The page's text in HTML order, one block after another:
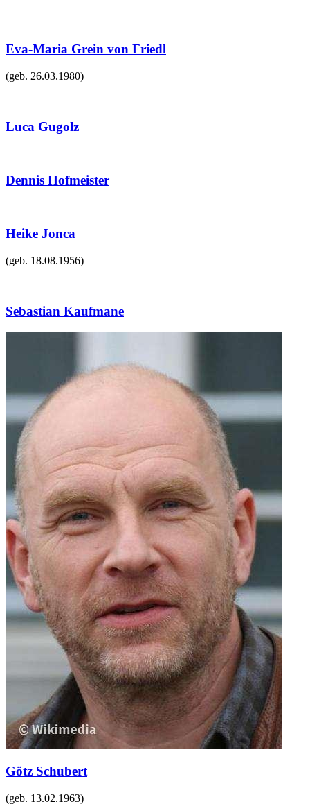
Eva-Maria Grein von Friedl
(geb. 26.03.1980)
Luca Gugolz
Dennis Hofmeister
Heike Jonca
(geb. 18.08.1956)
Sebastian Kaufmane
Götz Schubert
(geb. 13.02.1963)